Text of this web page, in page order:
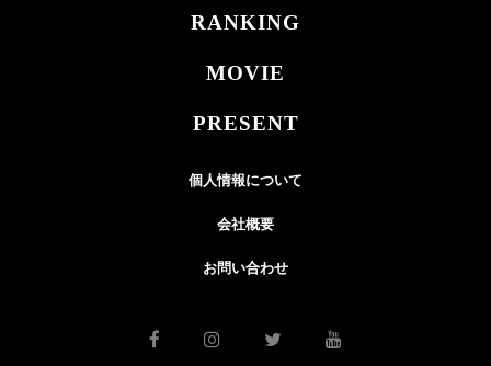
RANKING
MOVIE
PRESENT
個人情報について
会社概要
お問い合わせ